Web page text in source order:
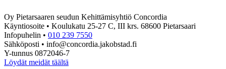
Oy Pietarsaaren seudun Kehittämisyhtiö Concordia
Käyntiosoite • Koulukatu 25-27 C, III krs. 68600 Pietarsaari
Infopuhelin • 010 239 7550
Sähköposti • info@concordia.jakobstad.fi
Y-tunnus 0872046-7
Löydät meidät täältä